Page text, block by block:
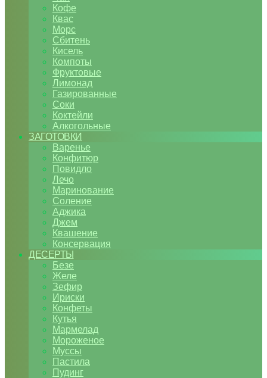
Кофе
Квас
Морс
Сбитень
Кисель
Компоты
Фруктовые
Лимонад
Газированные
Соки
Коктейли
Алкогольные
ЗАГОТОВКИ
Варенье
Конфитюр
Повидло
Лечо
Маринование
Соление
Аджика
Джем
Квашение
Консервация
ДЕСЕРТЫ
Безе
Желе
Зефир
Ириски
Конфеты
Кутья
Мармелад
Мороженое
Муссы
Пастила
Пудинг